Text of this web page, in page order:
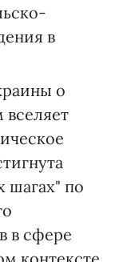
в
о
шагах" по
в сфере